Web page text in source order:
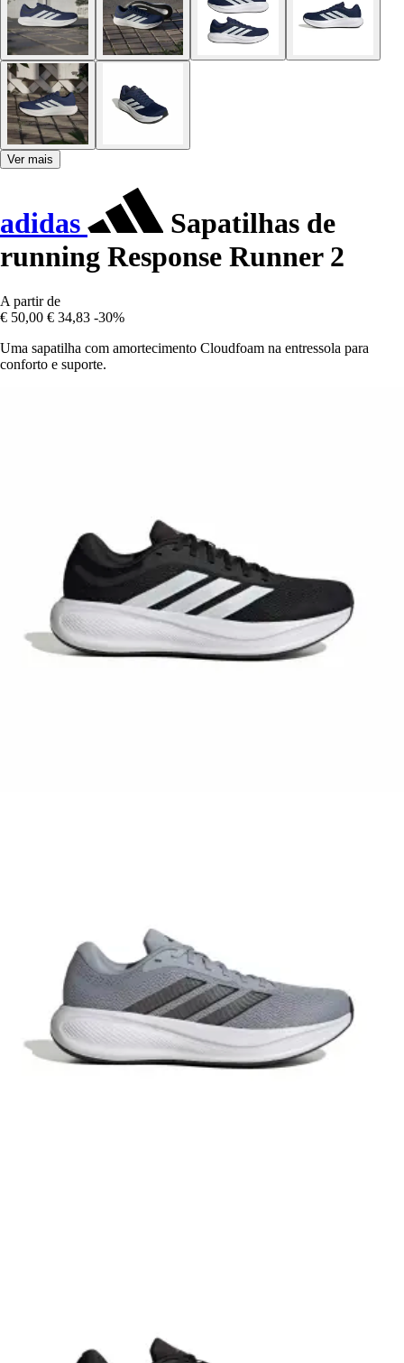
Ver mais
adidas
Sapatilhas de
running Response Runner 2
A partir de
€ 50,00 € 34,83 -30%
Uma sapatilha com amortecimento Cloudfoam na entressola para
conforto e suporte.